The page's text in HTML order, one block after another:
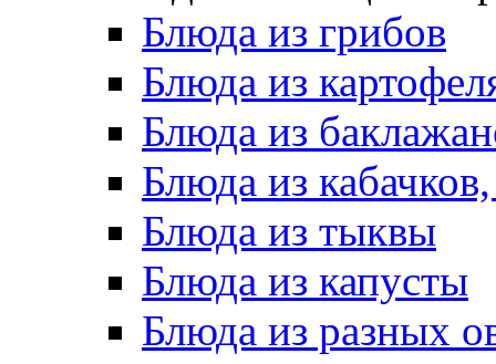
Блюда из грибов
Блюда из
Блюда из
Блюда из
Блюда из тыквы
Блюда из капусты
Блюда из разных